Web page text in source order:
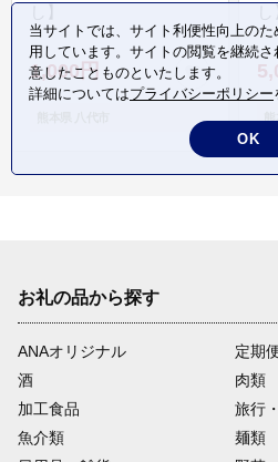
し】
1,000円
し
お礼の品から探す
ANAオリジナル
定期
酒
肉類
加工食品
旅行
魚介類
麺類
当サイトでは、サイト利便性向上の
用しています。サイトの閲覧を継続
意したことものといたします。
詳細についてはプライバシーポリシー
OK